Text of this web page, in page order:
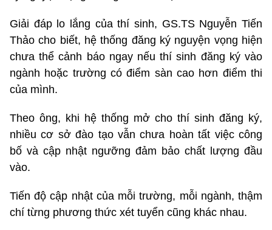
Giải đáp lo lắng của thí sinh, GS.TS Nguyễn Tiến
Thảo cho biết, hệ thống đăng ký nguyện vọng hiện
chưa thể cảnh báo ngay nếu thí sinh đăng ký vào
ngành hoặc trường có điểm sàn cao hơn điểm thi
của mình.
Theo ông, khi hệ thống mở cho thí sinh đăng ký,
nhiều cơ sở đào tạo vẫn chưa hoàn tất việc công
bố và cập nhật ngưỡng đảm bảo chất lượng đầu
vào.
Tiến độ cập nhật của mỗi trường, mỗi ngành, thậm
chí từng phương thức xét tuyển cũng khác nhau.